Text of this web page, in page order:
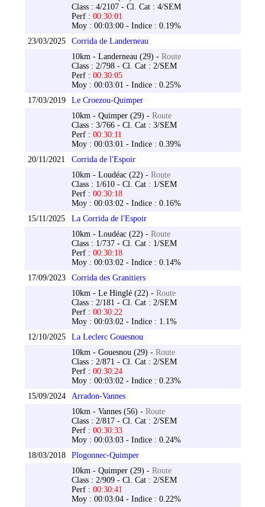
Class : 4/2107 - Cl. Cat : 4/SEM
Perf : 00:30:01
Moy : 00:03:00 - Indice : 0.19%
23/03/2025
Corrida de Landerneau
10km - Landerneau (29) - Route
Class : 2/798 - Cl. Cat : 2/SEM
Perf : 00:30:05
Moy : 00:03:01 - Indice : 0.25%
17/03/2019
Le Croezou-Quimper
10km - Quimper (29) - Route
Class : 3/766 - Cl. Cat : 3/SEM
Perf : 00:30:11
Moy : 00:03:01 - Indice : 0.39%
20/11/2021
Corrida de l'Espoir
10km - Loudéac (22) - Route
Class : 1/610 - Cl. Cat : 1/SEM
Perf : 00:30:18
Moy : 00:03:02 - Indice : 0.16%
15/11/2025
La Corrida de l'Espoir
10km - Loudéac (22) - Route
Class : 1/737 - Cl. Cat : 1/SEM
Perf : 00:30:18
Moy : 00:03:02 - Indice : 0.14%
17/09/2023
Corrida des Granitiers
10km - Le Hinglé (22) - Route
Class : 2/181 - Cl. Cat : 2/SEM
Perf : 00:30:22
Moy : 00:03:02 - Indice : 1.1%
12/10/2025
La Leclerc Gouesnou
10km - Gouesnou (29) - Route
Class : 2/871 - Cl. Cat : 2/SEM
Perf : 00:30:24
Moy : 00:03:02 - Indice : 0.23%
15/09/2024
Arradon-Vannes
10km - Vannes (56) - Route
Class : 2/817 - Cl. Cat : 2/SEM
Perf : 00:30:33
Moy : 00:03:03 - Indice : 0.24%
18/03/2018
Plogonnec-Quimper
10km - Quimper (29) - Route
Class : 2/909 - Cl. Cat : 2/SEM
Perf : 00:30:41
Moy : 00:03:04 - Indice : 0.22%